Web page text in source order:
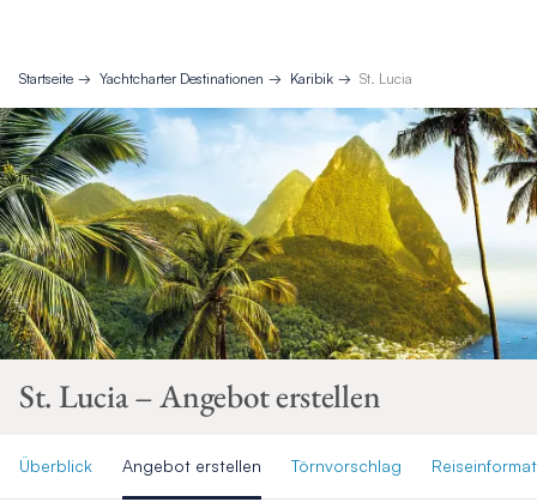
Startseite Yachtcharter Destinationen Karibik St. Lucia
St. Lucia – Angebot erstellen
Überblick Angebot erstellen Törnvorschlag